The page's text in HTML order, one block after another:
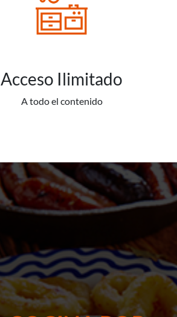
Acceso Ilimitado
A todo el contenido